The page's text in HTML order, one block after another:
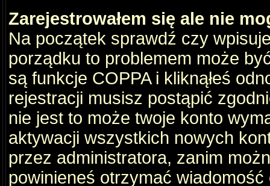
Zarejestrowałem się ale nie
Na początek sprawdź czy
porządku to problemem może
są funkcje COPPA i kliknąłeś
rejestracji musisz postąpić
nie jest to może twoje konto
aktywacji wszystkich nowych
przez administratora, zanim
powinieneś otrzymać